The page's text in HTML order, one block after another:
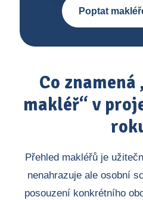
Poptat
Co
makléř“ v
Přehled makléřů je
nenahrazuje ale osobní
posouzení konkrétního